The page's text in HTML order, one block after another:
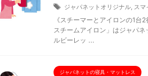
ジャパネットオリジナル, スマ
《スチーマーとアイロンの1
スチームアイロン」はジャパ
ルビーレッ ...
ジャパネットの寝具・マットレス